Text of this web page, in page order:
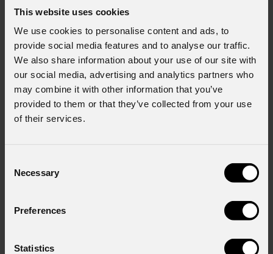
This website uses cookies
We use cookies to personalise content and ads, to
provide social media features and to analyse our traffic.
We also share information about your use of our site with
our social media, advertising and analytics partners who
may combine it with other information that you’ve
provided to them or that they’ve collected from your use
of their services.
Selection
Necessary
Preferences
Statistics
p.2,6mm, 50x50cm,
SMD1515 BF, XS vers.,
p.2,6mm, 50x50cm,
192x192pix, 1000nit,